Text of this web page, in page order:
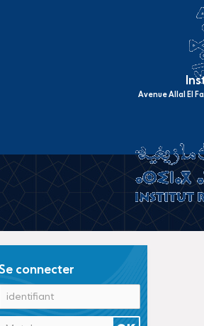
Avenue Allal El
Se connecter